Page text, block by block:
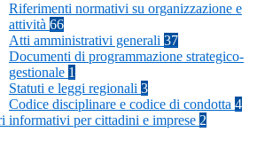
Riferimenti normativi su organizzazione e
attività 66
Atti amministrativi generali 37
Documenti di programmazione strategico-
gestionale 1
Statuti e leggi regionali 3
Codice disciplinare e codice di condotta 4
informativi per cittadini e imprese 2